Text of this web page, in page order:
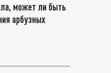
может ли быть
арбузных